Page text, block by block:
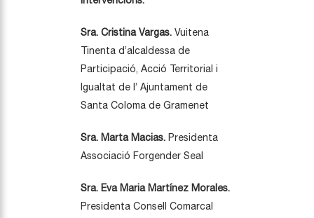
Sra. Cristina Vargas. Vuitena
Tinenta d’alcaldessa de
Participació, Acció Territorial i
Igualtat de l’ Ajuntament de
Santa Coloma de Gramenet
Sra. Marta Macias. Presidenta
Associació Forgender Seal
Sra. Eva Maria Martínez Morales.
Presidenta Consell Comarcal